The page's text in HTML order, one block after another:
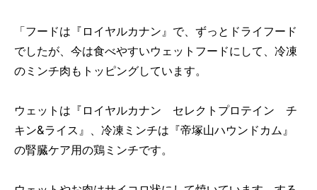
「フードは『ロイヤルカナン』で、ずっとドライフード
でしたが、今は食べやすいウェットフードにして、冷凍
のミンチ肉もトッピングしています。
ウェットは『ロイヤルカナン セレクトプロテイン チ
キン&ライス』、冷凍ミンチは『帝塚山ハウンドカム』
の腎臓ケア用の鶏ミンチです。